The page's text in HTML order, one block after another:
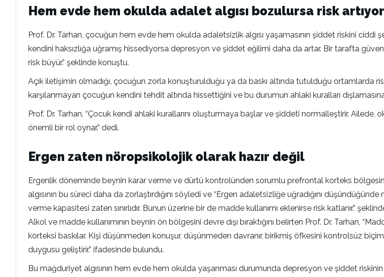
Hem evde hem okulda adalet algısı bozulursa risk artıyor
Prof. Dr. Tarhan, çocuğun hem evde hem okulda adaletsizlik algısı yaşamasının şiddet riskini ciddi
kendini haksızlığa uğramış hissediyorsa depresyon ve şiddet eğilimi daha da artar. Bir tarafta
risk büyür.” şeklinde konuştu.
Açık iletişimin olmadığı, çocuğun zorla konuşturulduğu ya da baskı altında tutulduğu ortamlarda
karşılanmayan çocuğun kendini tehdit altında hissettiğini ve bu durumun ahlaki kuralları
Prof. Dr. Tarhan, “Çocuk kendi ahlaki kurallarını oluşturmaya başlar ve şiddeti normalleştirir. Ailede,
önemli bir rol oynar.” dedi.
Ergen zaten nöropsikolojik olarak hazır değil
Ergenlik döneminde beynin karar verme ve dürtü kontrolünden sorumlu prefrontal korteks
algısının bu süreci daha da zorlaştırdığını söyledi ve “Ergen adaletsizliğe uğradığını
verme kapasitesi zaten sınırlıdır. Bunun üzerine bir de madde kullanımı eklenirse risk katlanır.”
Alkol ve madde kullanımının beynin ön bölgesini devre dışı bıraktığını belirten Prof. Dr. Tarhan,
korteksi baskılar. Kişi düşünmeden konuşur, düşünmeden davranır, birikmiş öfkesini kontrolsüz
duygusu geliştirir.” ifadesinde bulundu.
Bu mağduriyet algısının hem evde hem okulda yaşanması durumunda depresyon ve şiddet